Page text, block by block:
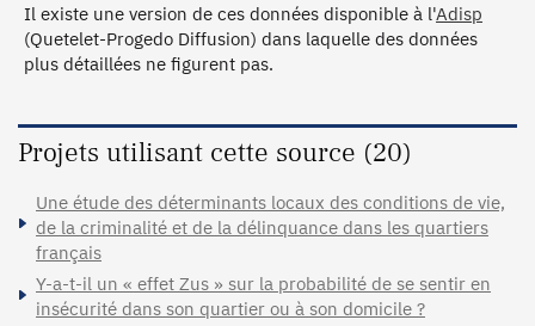
Il existe une version de ces données disponible à l'Adisp
(Quetelet-Progedo Diffusion) dans laquelle des données
plus détaillées ne figurent pas.
Projets utilisant cette source (20)
Une étude des déterminants locaux des conditions de vie,
de la criminalité et de la délinquance dans les quartiers
français
Y-a-t-il un « effet Zus » sur la probabilité de se sentir en
insécurité dans son quartier ou à son domicile ?